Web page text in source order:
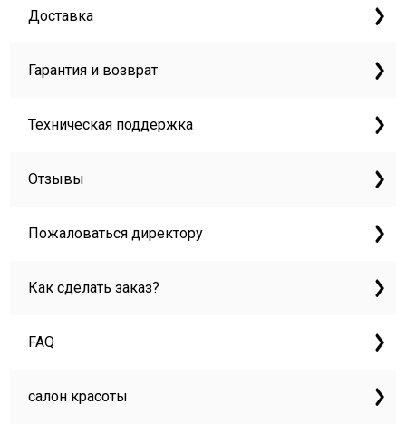
Доставка
Гарантия и возврат
Техническая поддержка
Отзывы
Пожаловаться директору
Как сделать заказ?
FAQ
салон красоты